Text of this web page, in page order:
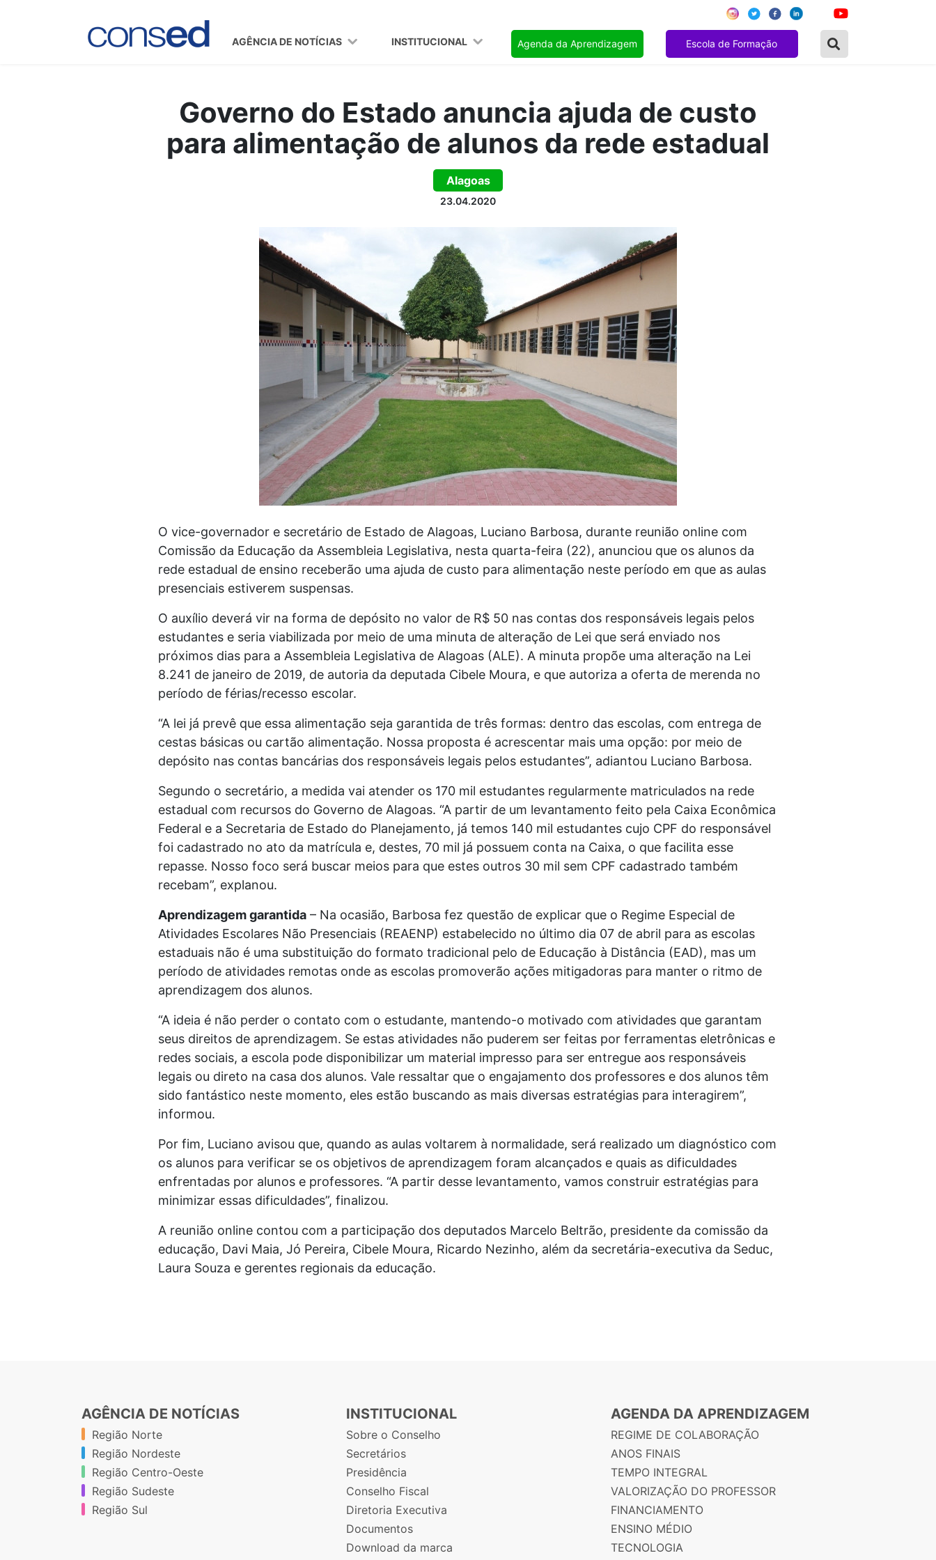
AGÊNCIA DE NOTÍCIAS INSTITUCIONAL Agenda da Aprendizagem Escola de Formação
Governo do Estado anuncia ajuda de custo
para alimentação de alunos da rede estadual
Alagoas
23.04.2020
O vice-governador e secretário de Estado de Alagoas, Luciano Barbosa, durante reunião online com
Comissão da Educação da Assembleia Legislativa, nesta quarta-feira (22), anunciou que os alunos da
rede estadual de ensino receberão uma ajuda de custo para alimentação neste período em que as aulas
presenciais estiverem suspensas.
O auxílio deverá vir na forma de depósito no valor de R$ 50 nas contas dos responsáveis legais pelos
estudantes e seria viabilizada por meio de uma minuta de alteração de Lei que será enviado nos
próximos dias para a Assembleia Legislativa de Alagoas (ALE). A minuta propõe uma alteração na Lei
8.241 de janeiro de 2019, de autoria da deputada Cibele Moura, e que autoriza a oferta de merenda no
período de férias/recesso escolar.
“A lei já prevê que essa alimentação seja garantida de três formas: dentro das escolas, com entrega de
cestas básicas ou cartão alimentação. Nossa proposta é acrescentar mais uma opção: por meio de
depósito nas contas bancárias dos responsáveis legais pelos estudantes”, adiantou Luciano Barbosa.
Segundo o secretário, a medida vai atender os 170 mil estudantes regularmente matriculados na rede
estadual com recursos do Governo de Alagoas. “A partir de um levantamento feito pela Caixa Econômica
Federal e a Secretaria de Estado do Planejamento, já temos 140 mil estudantes cujo CPF do responsável
foi cadastrado no ato da matrícula e, destes, 70 mil já possuem conta na Caixa, o que facilita esse
repasse. Nosso foco será buscar meios para que estes outros 30 mil sem CPF cadastrado também
recebam”, explanou.
Aprendizagem garantida – Na ocasião, Barbosa fez questão de explicar que o Regime Especial de
Atividades Escolares Não Presenciais (REAENP) estabelecido no último dia 07 de abril para as escolas
estaduais não é uma substituição do formato tradicional pelo de Educação à Distância (EAD), mas um
período de atividades remotas onde as escolas promoverão ações mitigadoras para manter o ritmo de
aprendizagem dos alunos.
“A ideia é não perder o contato com o estudante, mantendo-o motivado com atividades que garantam
seus direitos de aprendizagem. Se estas atividades não puderem ser feitas por ferramentas eletrônicas e
redes sociais, a escola pode disponibilizar um material impresso para ser entregue aos responsáveis
legais ou direto na casa dos alunos. Vale ressaltar que o engajamento dos professores e dos alunos têm
sido fantástico neste momento, eles estão buscando as mais diversas estratégias para interagirem”,
informou.
Por fim, Luciano avisou que, quando as aulas voltarem à normalidade, será realizado um diagnóstico com
os alunos para verificar se os objetivos de aprendizagem foram alcançados e quais as dificuldades
enfrentadas por alunos e professores. “A partir desse levantamento, vamos construir estratégias para
minimizar essas dificuldades”, finalizou.
A reunião online contou com a participação dos deputados Marcelo Beltrão, presidente da comissão da
educação, Davi Maia, Jó Pereira, Cibele Moura, Ricardo Nezinho, além da secretária-executiva da Seduc,
Laura Souza e gerentes regionais da educação.
AGÊNCIA DE NOTÍCIAS
Região Norte
Região Nordeste
Região Centro-Oeste
Região Sudeste
Região Sul
INSTITUCIONAL
Sobre o Conselho
Secretários
Presidência
Conselho Fiscal
Diretoria Executiva
Documentos
Download da marca
AGENDA DA APRENDIZAGEM
REGIME DE COLABORAÇÃO
ANOS FINAIS
TEMPO INTEGRAL
VALORIZAÇÃO DO PROFESSOR
FINANCIAMENTO
ENSINO MÉDIO
TECNOLOGIA